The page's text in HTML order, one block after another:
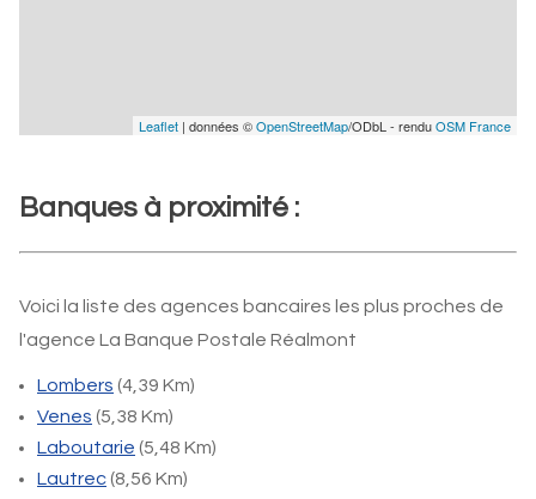
Leaflet | données ©OpenStreetMap/ODbL - renduOSM France
Banques à proximité :
Voici la liste des agences bancaires les plus proches de
l'agence La Banque Postale Réalmont
Lombers (4,39 Km)
Venes (5,38 Km)
Laboutarie (5,48 Km)
Lautrec(8,56 Km)